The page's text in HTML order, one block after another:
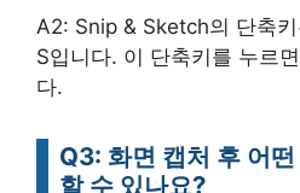
A2: Snip & Sketch의 단축
S입니다. 이 단축키를 누르
다.
Q3: 화면 캡처 후 어
할 수 있나요?